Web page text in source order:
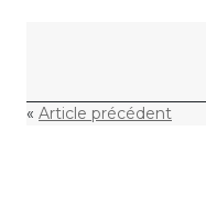
« Article précédent